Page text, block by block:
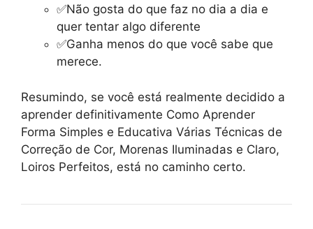
✅Não gosta do que faz no dia a dia e
quer tentar algo diferente
✅Ganha menos do que você sabe que
merece.
Resumindo, se você está realmente decidido a
aprender definitivamente Como Aprender
Forma Simples e Educativa Várias Técnicas de
Correção de Cor, Morenas Iluminadas e Claro,
Loiros Perfeitos, está no caminho certo.